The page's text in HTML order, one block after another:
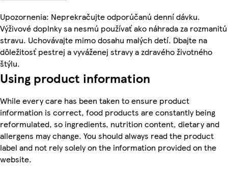
Upozornenia: Neprekračujte odporúčanú denní dávku.
Výživové doplnky sa nesmú používať ako náhrada za rozmanitú
stravu. Uchovávajte mimo dosahu malých detí. Dbajte na
dôležitosť pestrej a vyváženej stravy a zdravého životného
štýlu.
Using product information
While every care has been taken to ensure product
information is correct, food products are constantly being
reformulated, so ingredients, nutrition content, dietary and
allergens may change. You should always read the product
label and not rely solely on the information provided on the
website.